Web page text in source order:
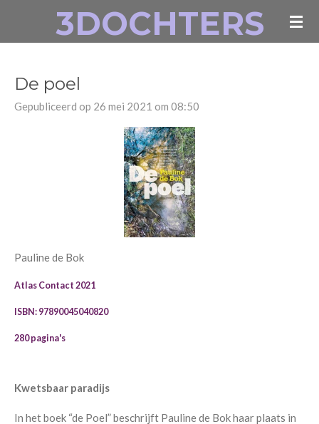
hoofdinhoud
3DOCHTERS
De poel
Gepubliceerd op 26 mei 2021 om 08:50
Pauline de Bok
Atlas Contact 2021
ISBN: 97890045040820
280 pagina's
Kwetsbaar paradijs
In het boek “de Poel” beschrijft Pauline de Bok haar plaats in